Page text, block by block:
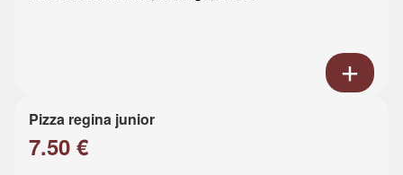
Pizza regina junior
7.50 €